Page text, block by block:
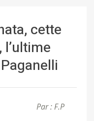
cette
Par : F.P